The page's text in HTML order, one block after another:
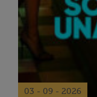
03 - 09 - 2026